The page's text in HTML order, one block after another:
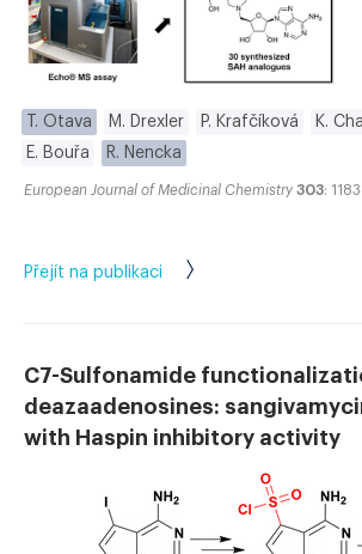
T. Otava M. Drexler P. Krafčíková K.
E. Bouřa
R. Nencka
European Journal of Medicinal Chemistry 303:
Přejít na publikaci
C7-Sulfonamide
deazaadenosines:
with Haspin inhibitory activity